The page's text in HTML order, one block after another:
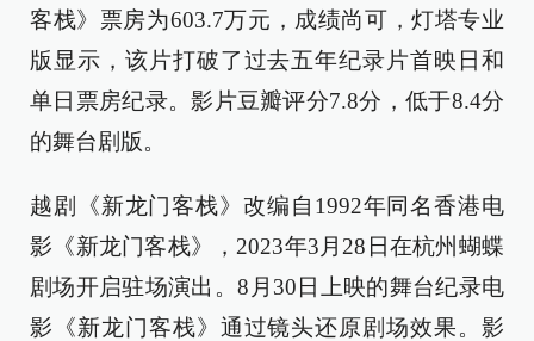
客栈》票房为603.7万元，成绩尚可，灯塔专业
版显示，该片打破了过去五年纪录片首映日和
单日票房纪录。影片豆瓣评分7.8分，低于8.4分
的舞台剧版。
越剧《新龙门客栈》改编自1992年同名香港电
影《新龙门客栈》，2023年3月28日在杭州蝴蝶
剧场开启驻场演出。8月30日上映的舞台纪录电
影《新龙门客栈》通过镜头还原剧场效果。影